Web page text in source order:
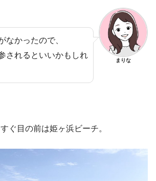
なかったので、
されるといいかもしれ
まりな
ぐ目の前は姫ヶ浜ビーチ。